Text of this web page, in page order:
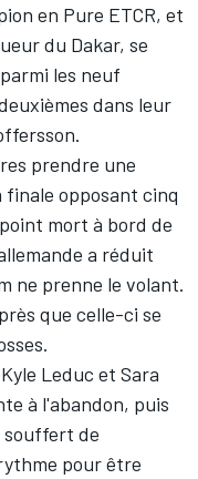
en Pure ETCR, et
du Dakar, se
les neuf
dans leur
prendre une
finale opposant cinq
mort à bord de
a réduit
ne prenne le volant.
que celle-ci se
Leduc et Sara
à l'abandon, puis
souffert de
pour être